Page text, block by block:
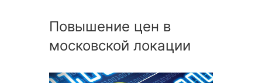
Повышение цен в
московской локации